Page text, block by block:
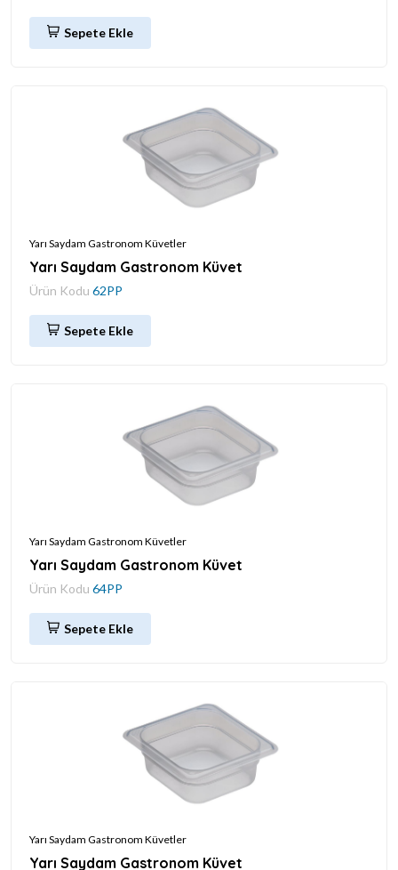
Sepete Ekle
Yarı Saydam Gastronom Küvetler
Yarı Saydam Gastronom Küvet
Ürün Kodu 62PP
Sepete Ekle
Yarı Saydam Gastronom Küvetler
Yarı Saydam Gastronom Küvet
Ürün Kodu 64PP
Sepete Ekle
Yarı Saydam Gastronom Küvetler
Yarı Saydam Gastronom Küvet